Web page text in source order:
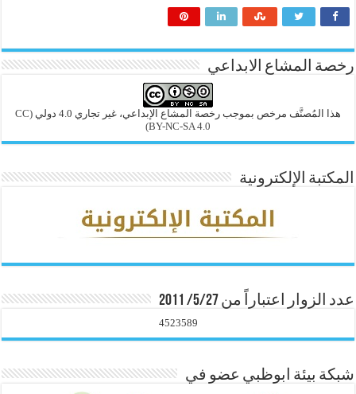
رخصة المشاع الابداعي
هذا المُصنَّف مرخص بموجب رخصة المشاع الإبداعي، غير تجاري 4.0 دولي
(CC
BY-NC-SA 4.0)
المكتبة الإلكترونية
عدد الزوار اعتباراً من 5/27/ 2011
4523589
شبكة بيئة ابوظبي عضو في